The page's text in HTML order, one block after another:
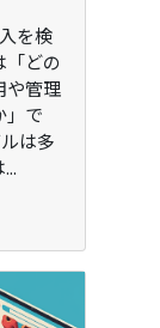
を検
「どの
や管理
」で
は多